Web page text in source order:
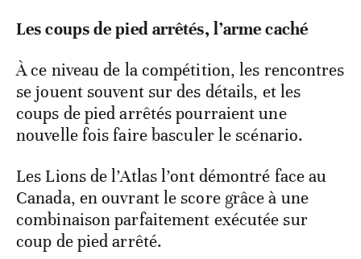
Les coups de pied arrêtés, l’arme caché
À ce niveau de la compétition, les rencontres
se jouent souvent sur des détails, et les
coups de pied arrêtés pourraient une
nouvelle fois faire basculer le scénario.
Les Lions de l’Atlas l’ont démontré face au
Canada, en ouvrant le score grâce à une
combinaison parfaitement exécutée sur
coup de pied arrêté.